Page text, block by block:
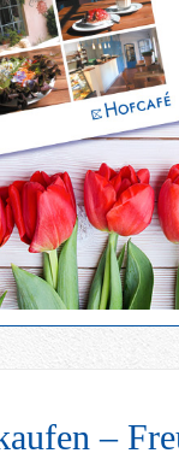
–